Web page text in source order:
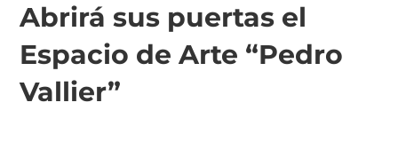
Abrirá sus puertas el
Espacio de Arte “Pedro
Vallier”